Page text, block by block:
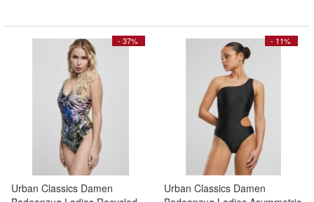
- 37%
Urban Classics Damen
- 11%
Urban Classics Damen